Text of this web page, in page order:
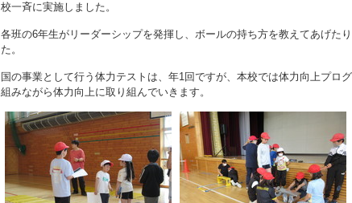
校一斉に実施しました。
各班の6年生がリーダーシップを発揮し、ボールの持ち方を教えてあげた
た。
国の事業として行う体力テストは、年1回ですが、本校では体力向上プロ
組みながら体力向上に取り組んでいきます。